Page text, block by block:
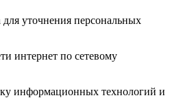
уточнения персональных
интернет по сетевому
информационных технологий и